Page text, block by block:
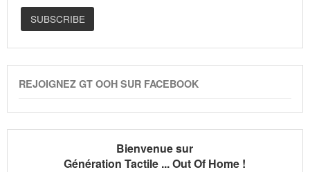
REJOIGNEZ GT OOH SUR FACEBOOK
Bienvenue sur
Génération Tactile ... Out Of Home !